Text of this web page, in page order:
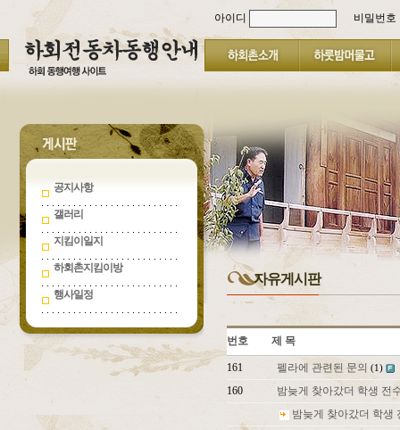
공지사항
갤러리
지킴이일지
하회촌지킴이방
행사일정
아이디 비밀번호
자유게시판
번호 제 목
161 펠라에 관련된 문의 (1)
160
밤늦게 찾아갔더 학생 전
밤늦게 찾아갔더 학생